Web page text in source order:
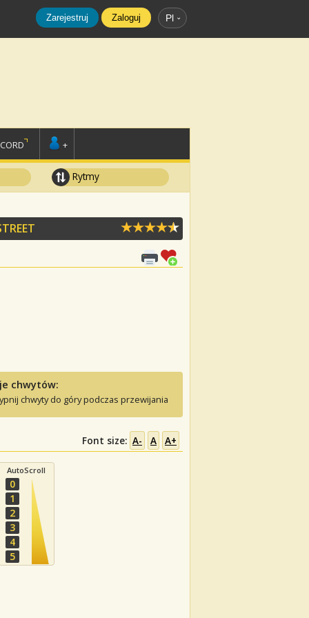
Zarejestruj Zaloguj Pl
+
Rytmy
chwytów:
chwyty do góry podczas przewijania
Font size: A- A A+
AutoScroll
0
1
2
3
4
5